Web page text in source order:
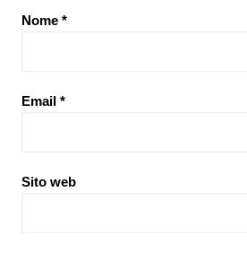
Nome *
Email *
Sito web